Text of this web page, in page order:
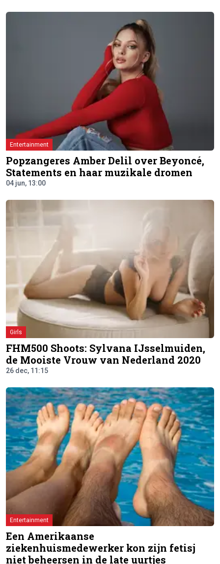
Entertainment
Popzangeres Amber Delil over Beyoncé,
Statements en haar muzikale dromen
04 jun, 13:00
Girls
FHM500 Shoots: Sylvana IJsselmuiden,
de Mooiste Vrouw van Nederland 2020
26 dec, 11:15
Entertainment
Een Amerikaanse
ziekenhuismedewerker kon zijn fetisj
niet beheersen in de late uurtjes